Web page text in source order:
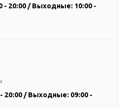
- 20:00 / Выходные: 10:00 -
20:00 / Выходные: 09:00 -